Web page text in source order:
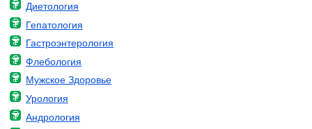
Диетология
Гепатология
Гастроэнтерология
Флебология
Мужское Здоровье
Урология
Андрология